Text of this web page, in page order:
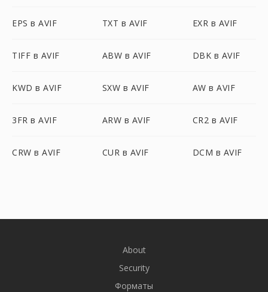
EPS в AVIF TXT в AVIF EXR в AVIF
TIFF в AVIF ABW в AVIF DBK в AVIF
KWD в AVIF SXW в AVIF AW в AVIF
3FR в AVIF ARW в AVIF CR2 в AVIF
CRW в AVIF CUR в AVIF DCM в AVIF
About
Security
Форматы